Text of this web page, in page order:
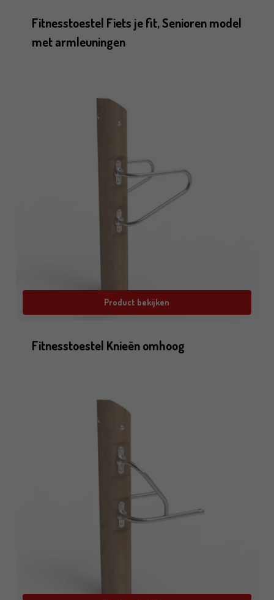
Fitnesstoestel Fiets je fit, Senioren model
met armleuningen
Product bekijken
Fitnesstoestel Knieën omhoog